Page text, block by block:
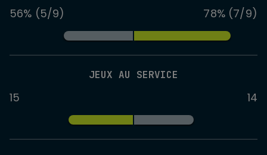
56% (5/9) 78% (7/9)
JEUX AU SERVICE
15 14